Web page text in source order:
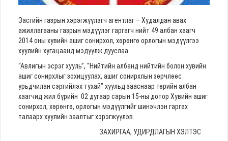
Засгийн газрын хэрэгжүүлэгч агентлаг – Худалдан авах
ажиллагааны газрын мэдүүлэг гаргагч нийт 49 албан хаагч
2014 оны хувийн ашиг сонирхол, хөрөнгө орлогын мэдүүлгээ
хуулийн хугацаанд мэдүүлж дууслаа.
“Авлигын эсрэг хууль”, “Нийтийн албанд нийтийн болон хувийн
ашиг сонирхлыг зохицуулах, ашиг сонирхлын зөрчлөөс
урьдчилан сэргийлэх тухай” хуульд зааснаар төрийн албан
хаагчид жил бүрийн 02 дугаар сарын 15-ны дотор Хувийн ашиг
сонирхол, хөрөнгө, орлогын мэдүүлгийг шинэчлэн гаргах
талаарх хуулийн заалтыг хэрэгжүүлэв.
ЗАХИРГАА, УДИРДЛАГЫН ХЭЛТЭС